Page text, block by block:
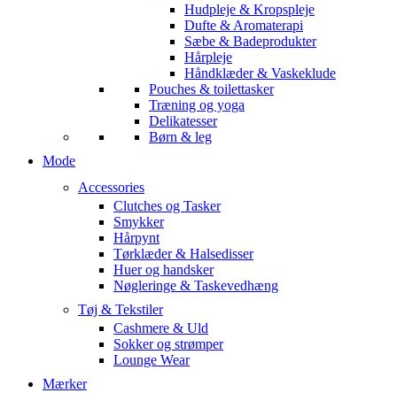
Hudpleje & Kropspleje
Dufte & Aromaterapi
Sæbe & Badeprodukter
Hårpleje
Håndklæder & Vaskeklude
Pouches & toilettasker
Træning og yoga
Delikatesser
Børn & leg
Mode
Accessories
Clutches og Tasker
Smykker
Hårpynt
Tørklæder & Halsedisser
Huer og handsker
Nøgleringe & Taskevedhæng
Tøj & Tekstiler
Cashmere & Uld
Sokker og strømper
Lounge Wear
Mærker